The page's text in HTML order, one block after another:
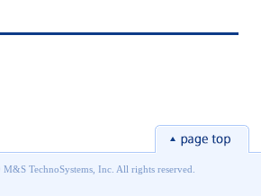
TechnoSystems, Inc. All rights reserved.